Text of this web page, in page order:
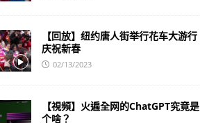
【回放】纽约唐人街举行花车大游行
庆祝新春
02/13/2023
【視頻】火遍全网的ChatGPT究竟是
个啥？